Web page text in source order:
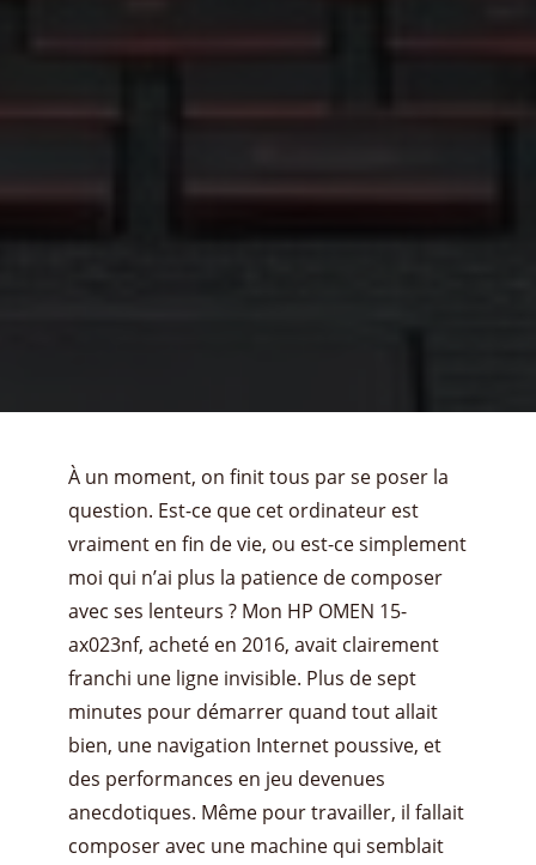
À un moment, on finit tous par se poser la
question. Est-ce que cet ordinateur est
vraiment en fin de vie, ou est-ce simplement
moi qui n’ai plus la patience de composer
avec ses lenteurs ? Mon HP OMEN 15-
ax023nf, acheté en 2016, avait clairement
franchi une ligne invisible. Plus de sept
minutes pour démarrer quand tout allait
bien, une navigation Internet poussive, et
des performances en jeu devenues
anecdotiques. Même pour travailler, il fallait
composer avec une machine qui semblait